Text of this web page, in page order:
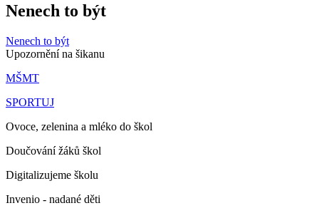
Nenech to být
Nenech to být
Upozornění na šikanu
MŠMT
SPORTUJ
Ovoce, zelenina a mléko do škol
Doučování žáků škol
Digitalizujeme školu
Invenio - nadané děti